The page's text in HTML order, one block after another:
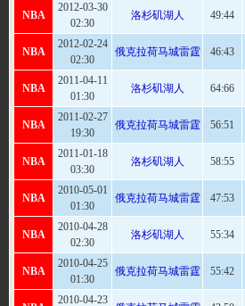
NBA
2012-03-30
02:30
洛杉矶湖人 49:44
NBA
2012-02-24
02:30
俄克拉荷马城雷霆 46:43
NBA
2011-04-11
01:30
洛杉矶湖人 64:66
NBA
2011-02-27
19:30
俄克拉荷马城雷霆 56:51
NBA
2011-01-18
03:30
洛杉矶湖人 58:55
NBA
2010-05-01
01:30
俄克拉荷马城雷霆 47:53
NBA
2010-04-28
02:30
洛杉矶湖人 55:34
NBA
2010-04-25
01:30
俄克拉荷马城雷霆 55:42
2010-04-23